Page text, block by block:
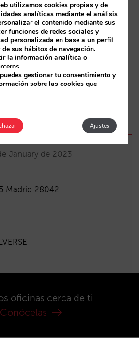
¡no te lo pierdas!
aquí.
January de 2023
Madrid 28042
oficinas cerca de ti
Conócelas
utilizamos cookies propias y de
analíticas mediante el análisis
el contenido mediante sus
funciones de redes sociales y
personalizada en base a un perfil
sus hábitos de navegación.
la información analítica o
gestionar tu consentimiento y
sobre las cookies que
Ajustes